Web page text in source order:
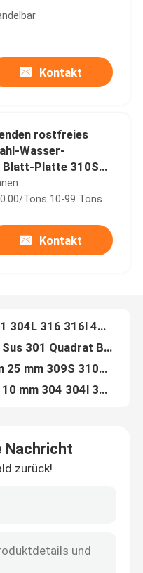
Kontakt
rostfreies
Wasser-
Blatt-Platte 310S
1.5Mm
Tons 10-99 Tons
Kontakt
Aisi 12mm 20mm 304 316 316Ti 410 Vierkant-Vorrat des Edelstahl-416 431 440c
Liefern Sie direkt ab Werk 6 mm 12 mm 304 316l 410 416 420 430 Edelstahl-Vierkantlager
Niedriger Preis 10mm 20Mm 304 316 316l 410 431 Edelstahl-Quadrat-Rod-Stangen-Lieferanten
Kundenspezifischer Fabrikpreis 304 304L 316L 316Ti Poliert 8 mm 25 mm Edelstahl-Vierkantstangenlager
Nachricht
zurück!